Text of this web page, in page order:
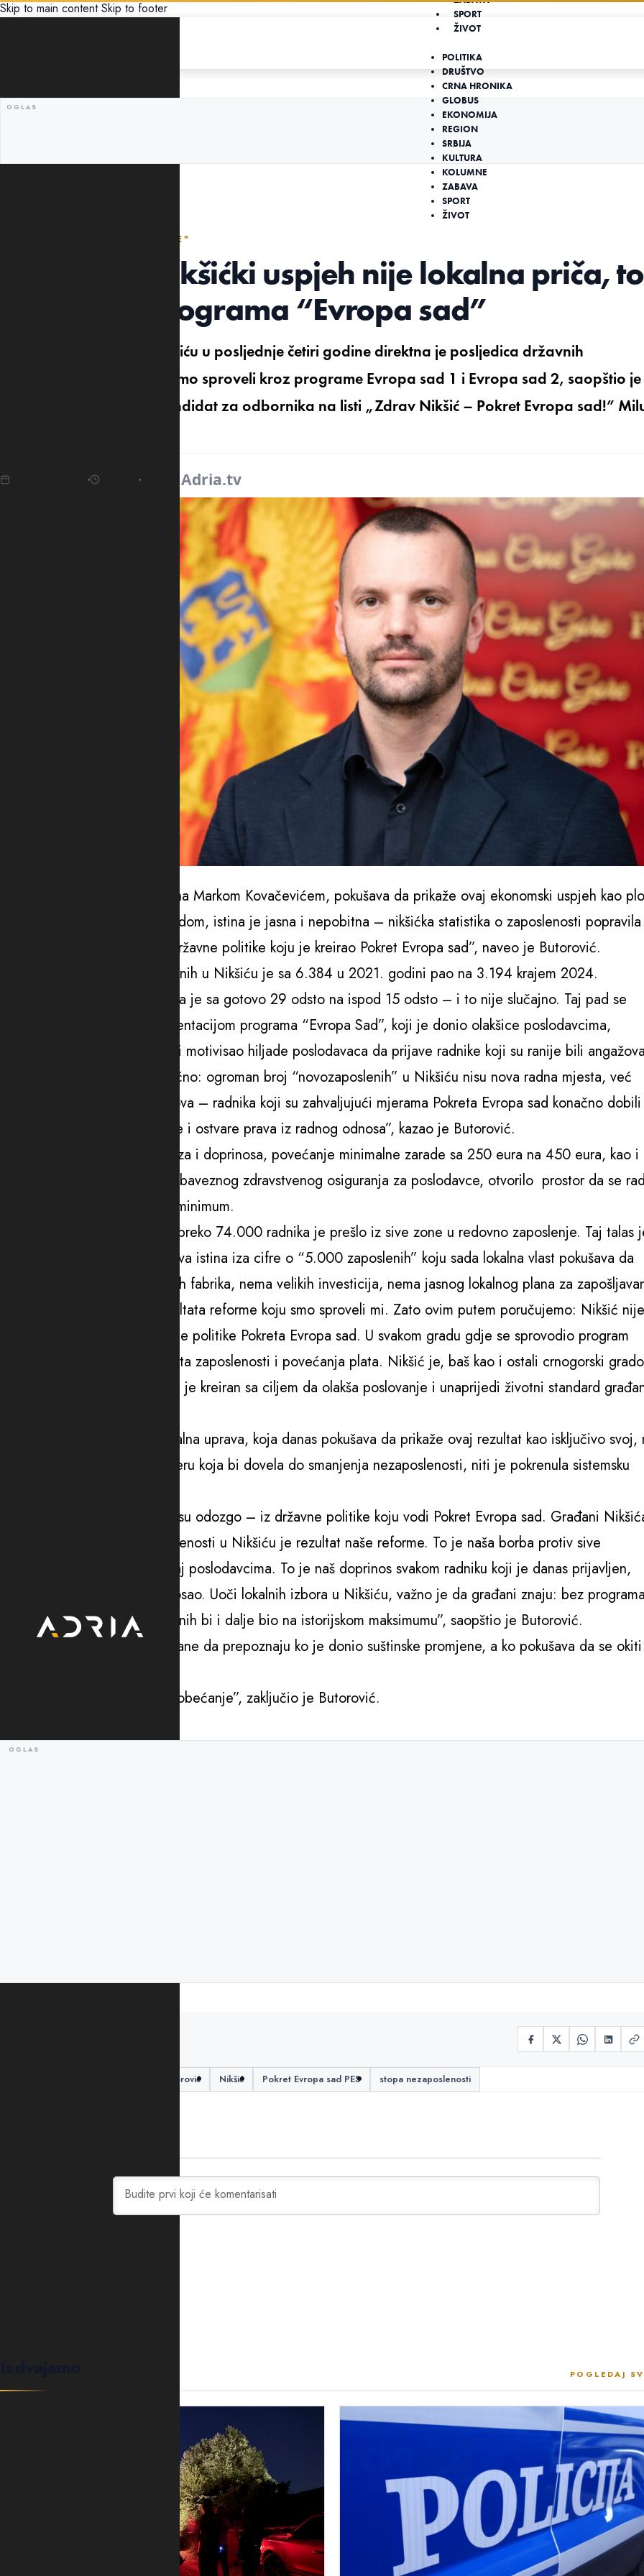
Skip to main content Skip to footer
SPORT
ŽIVOT
POLITIKA
DRUŠTVO
CRNA HRONIKA
GLOBUS
EKONOMIJA
REGION
SRBIJA
KULTURA
KOLUMNE
ZABAVA
SPORT
ŽIVOT
"REZULTAT, A NE OBEĆANJE"
Butorović: Nikšićki uspjeh nije lokalna priča, to
je rezultat programa “Evropa sad”
Pad nezaposlenosti u Nikšiću u posljednje četiri godine direktna je posljedica državnih
ekonomskih reformi koje smo sproveli kroz programe Evropa sad 1 i Evropa sad 2, saopštio je
ministar bez portfelja i kandidat za odbornika na listi „Zdrav Nikšić – Pokret Evropa sad!”
Adria.tv
“Iako lokalna vlast, predvođena Markom Kovačevićem, pokušava da prikaže ovaj ekonomski uspjeh kao
svojih odluka i upravljanja gradom, istina je jasna i nepobitna – nikšićka statistika o zaposlenosti
zahvaljujući viziji i hrabrosti državne politike koju je kreirao Pokret Evropa sad”, naveo je Butorović.
Kako je rekao, broj nezaposlenih u Nikšiću je sa 6.384 u 2021. godini pao na 3.194 krajem 2024.
“Stopa nezaposlenosti snižena je sa gotovo 29 odsto na ispod 15 odsto – i to nije slučajno. Taj pad se
vremenski poklapa sa implementacijom programa “Evropa Sad”, koji je donio olakšice poslodavcima,
povećanje minimalne zarade i motivisao hiljade poslodavaca da prijave radnike koji su ranije bili
u sivoj zoni. Upravo to je ključno: ogroman broj “novozaposlenih” u Nikšiću nisu nova radna mjesta, već
formalizacija postojećih poslova – radnika koji su zahvaljujući mjerama Pokreta Evropa sad konačno dobili
šansu da uđu u legalne tokove i ostvare prava iz radnog odnosa”, kazao je Butorović.
Navodi da je smanjenje poreza i doprinosa, povećanje minimalne zarade sa 250 eura na 450 eura, kao i
ukidanje opterećenja poput obaveznog zdravstvenog osiguranja za poslodavce, otvorilo prostor da se
“na crno” konačno svede na minimum.
“Na nivou cijele Crne Gore, preko 74.000 radnika je prešlo iz sive zone u redovno zaposlenje. Taj talas
zahvatio i Nikšić – i to je prava istina iza cifre o “5.000 zaposlenih” koju sada lokalna vlast pokušava da
prisvoji kao svoju. Nema novih fabrika, nema velikih investicija, nema jasnog lokalnog plana za
– ali zato ima konkretnih rezultata reforme koju smo sproveli mi. Zato ovim putem poručujemo: Nikšić nije
izuzetak, već ogledalo državne politike Pokreta Evropa sad. U svakom gradu gdje se sprovodio program
“Evropa Sad”, došlo je do rasta zaposlenosti i povećanja plata. Nikšić je, baš kao i ostali crnogorski
iskoristio plodove sistema koji je kreiran sa ciljem da olakša poslovanje i unaprijedi životni standard
Prema njegovim riječima, lokalna uprava, koja danas pokušava da prikaže ovaj rezultat kao isključivo svoj,
inicirala ni jednu suštinsku mjeru koja bi dovela do smanjenja nezaposlenosti, niti je pokrenula sistemsku
“Sve ključne promjene došle su odozgo – iz državne politike koju vodi Pokret Evropa sad. Građani
zaslužuju istinu: pad nezaposlenosti u Nikšiću je rezultat naše reforme. To je naša borba protiv sive
ekonomije. To je naš podsticaj poslodavcima. To je naš doprinos svakom radniku koji je danas prijavljen,
osiguran i ponosan na svoj posao. Uoči lokalnih izbora u Nikšiću, važno je da građani znaju: bez
“Evropa Sad”, broj nezaposlenih bi i dalje bio na istorijskom maksimumu”, saopštio je Butorović.
Zato, kaže, pozivaju sve građane da prepoznaju ko je donio suštinske promjene, a ko pokušava da se okiti
“Evropa sad – rezultat, a ne obećanje”, zaključio je Butorović.
Milutin Butorović Nikšić Pokret Evropa sad PES stopa nezaposlenosti
POGLEDAJ